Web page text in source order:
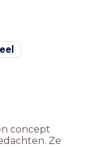
concept
Ze